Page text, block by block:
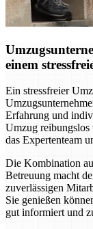
einem
Ein stressfreier
Erfahrung und
Umzug
das Expertenteam
Die Kombination
Betreuung macht
zuverlässigen
Sie genießen
gut informiert und